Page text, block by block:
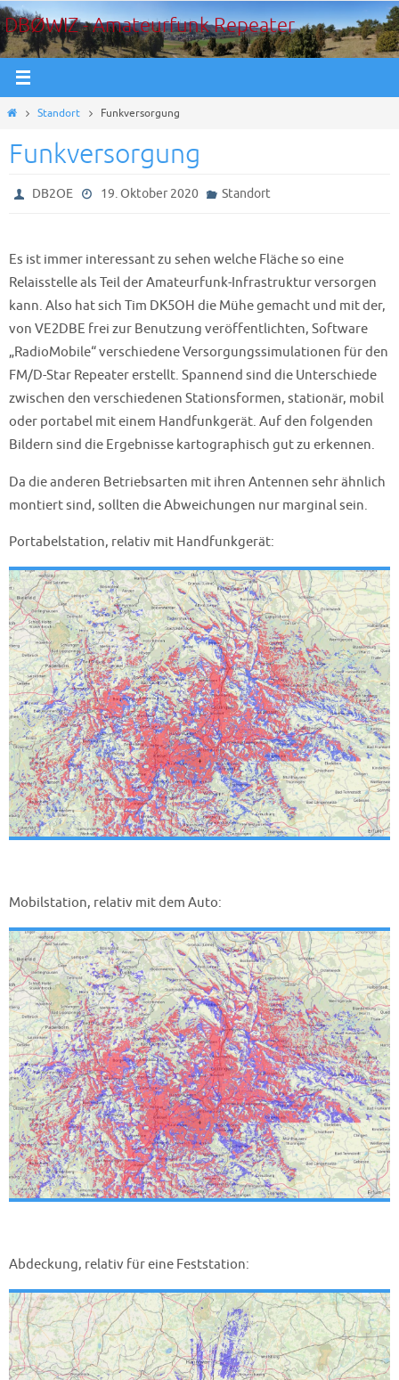
Zum
Inhalt
springen
DBØWIZ - Amateurfunk Repeater
StartStandort Funkversorgung
Funkversorgung
DB2OE 19. Oktober 2020 Standort
Es ist immer interessant zu sehen welche Fläche so eine
Relaisstelle als Teil der Amateurfunk-Infrastruktur versorgen
kann. Also hat sich Tim DK5OH die Mühe gemacht und mit der,
von VE2DBE frei zur Benutzung veröffentlichten, Software
„RadioMobile“ verschiedene Versorgungssimulationen für den
FM/D-Star Repeater erstellt. Spannend sind die Unterschiede
zwischen den verschiedenen Stationsformen, stationär, mobil
oder portabel mit einem Handfunkgerät. Auf den folgenden
Bildern sind die Ergebnisse kartographisch gut zu erkennen.
Da die anderen Betriebsarten mit ihren Antennen sehr ähnlich
montiert sind, sollten die Abweichungen nur marginal sein.
Portabelstation, relativ mit Handfunkgerät:
Mobilstation, relativ mit dem Auto:
Abdeckung, relativ für eine Feststation: